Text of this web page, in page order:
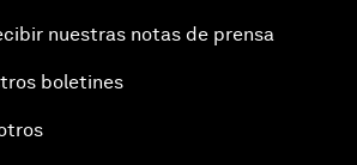
nuestras notas de prensa
boletines